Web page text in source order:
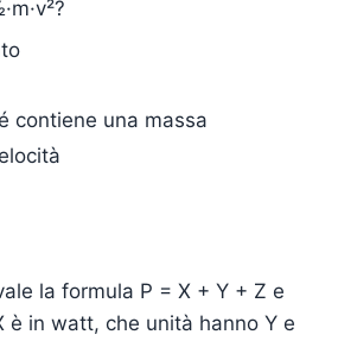
contiene una massa
la formula P = X + Y + Z e
è in watt, che unità hanno Y e